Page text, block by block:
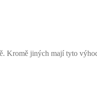
Kromě jiných mají tyto